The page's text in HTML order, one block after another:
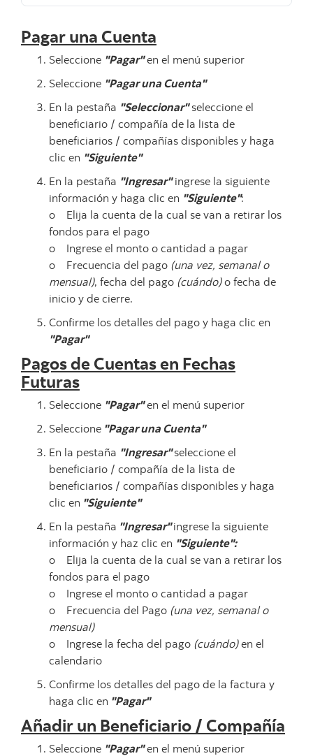
Pagar una Cuenta
Seleccione "Pagar"en el menú superior
Seleccione "Pagar una Cuenta"
En la pestaña "Seleccionar"seleccione el
beneficiario / compañía de la lista de
beneficiarios / compañías disponibles y haga
clic en "Siguiente"
En la pestaña "Ingresar"ingrese la siguiente
información y haga clic en "Siguiente":
o Elija la cuenta de la cual se van a retirar los
fondos para el pago
o Ingrese el monto o cantidad a pagar
o Frecuencia del pago (una vez, semanal o
mensual), fecha del pago (cuándo)o fecha de
inicio y de cierre.
Confirme los detalles del pago y haga clic en
"Pagar"
Pagos de Cuentas en Fechas
Futuras
Seleccione "Pagar"en el menú superior
Seleccione "Pagar una Cuenta"
En la pestaña "Ingresar"seleccione el
beneficiario / compañía de la lista de
beneficiarios / compañías disponibles y haga
clic en "Siguiente"
En la pestaña "Ingresar"ingrese la siguiente
información y haz clic en "Siguiente":
o Elija la cuenta de la cual se van a retirar los
fondos para el pago
o Ingrese el monto o cantidad a pagar
o Frecuencia del Pago (una vez, semanal o
mensual)
o Ingrese la fecha del pago (cuándo)en el
calendario
Confirme los detalles del pago de la factura y
haga clic en "Pagar"
Añadir un Beneficiario / Compañía
Seleccione "Pagar"en el menú superior